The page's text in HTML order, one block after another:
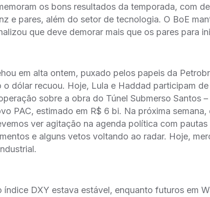
os bons resultados da temporada, com
e pares, além do setor de tecnologia. O BoE
que deve demorar mais que os pares para
em alta ontem, puxado pelos papeis da
o dólar recuou. Hoje, Lula e Haddad participam
sobre a obra do Túnel Submerso Santos
PAC, estimado em R$ 6 bi. Na próxima
ver agitação na agenda política com
e alguns vetos voltando ao radar. Hoje,
índice DXY estava estável, enquanto futuros em